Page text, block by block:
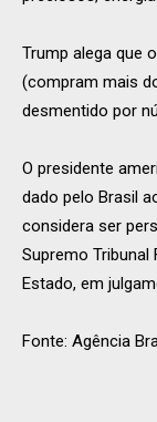
Trump alega que
(compram mais
desmentido por
O presidente
dado pelo Brasil
considera ser
Supremo Tribunal
Estado, em
Fonte: Agência